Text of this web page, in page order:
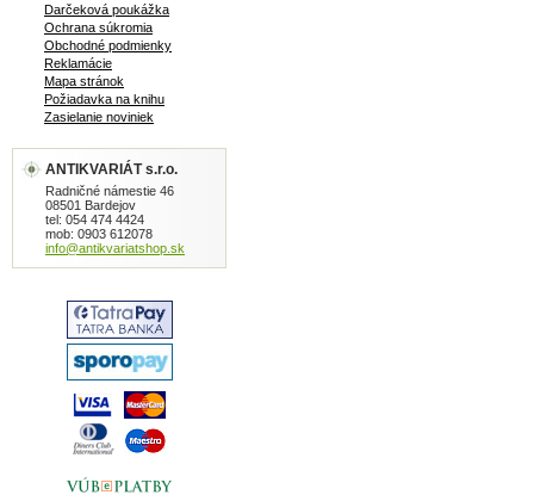
Darčeková poukážka
Ochrana súkromia
Obchodné podmienky
Reklamácie
Mapa stránok
Požiadavka na knihu
Zasielanie noviniek
ANTIKVARIÁT s.r.o.
Radničné námestie 46
08501 Bardejov
tel: 054 474 4424
mob: 0903 612078
info@antikvariatshop.sk